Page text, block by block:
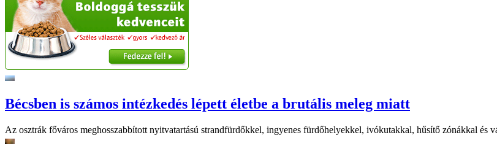
Bécsben is számos intézkedés lépett életbe a brutális meleg miatt
Az osztrák főváros meghosszabbított nyitvatartású strandfürdőkkel, ingyenes fürdőhelyekkel, ivókutakkal, hűsítő zónákkal és